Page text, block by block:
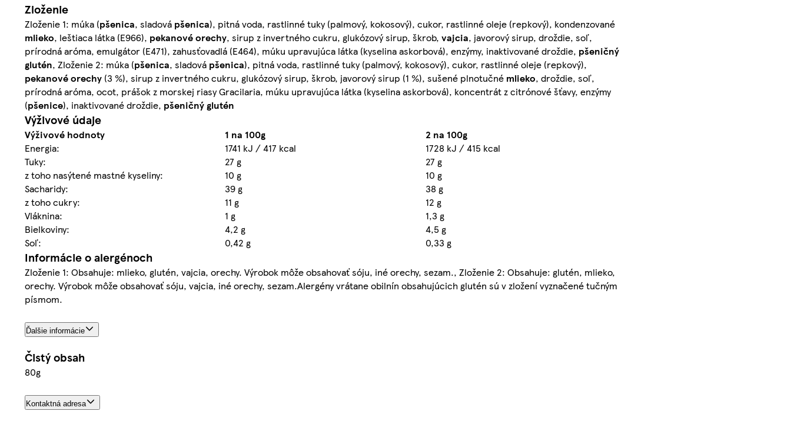
Zloženie
Zloženie 1: múka (pšenica, sladová pšenica), pitná voda, rastlinné tuky (palmový, kokosový), cukor, rastlinné oleje (repkový), kondenzované
mlieko, leštiaca látka (E966), pekanové orechy, sirup z invertného cukru, glukózový sirup, škrob, vajcia, javorový sirup, droždie, soľ,
prírodná aróma, emulgátor (E471), zahusťovadlá (E464), múku upravujúca látka (kyselina askorbová), enzýmy, inaktivované droždie, pšeničný
glutén, Zloženie 2: múka (pšenica, sladová pšenica), pitná voda, rastlinné tuky (palmový, kokosový), cukor, rastlinné oleje (repkový),
pekanové orechy (3 %), sirup z invertného cukru, glukózový sirup, škrob, javorový sirup (1 %), sušené plnotučné mlieko, droždie, soľ,
prírodná aróma, ocot, prášok z morskej riasy Gracilaria, múku upravujúca látka (kyselina askorbová), koncentrát z citrónové šťavy, enzýmy
(pšenice), inaktivované droždie, pšeničnýglutén
Výživové údaje
Výživové hodnoty 1 na 100g
2 na 100g
Energia:
1741 kJ / 417 kcal
1728 kJ / 415 kcal
Tuky:
27 g
27 g
z toho nasýtené mastné kyseliny:
10 g
10 g
Sacharidy:
39 g
38 g
z toho cukry:
11 g
12 g
Vláknina:
1 g
1,3 g
Bielkoviny:
4,2 g
4,5 g
Soľ:
0,42 g 0,33 g
Informácie o alergénoch
Zloženie 1: Obsahuje: mlieko, glutén, vajcia, orechy. Výrobok môže obsahovať sóju, iné orechy, sezam., Zloženie 2: Obsahuje: glutén, mlieko,
orechy. Výrobok môže obsahovať sóju, vajcia, iné orechy, sezam.Alergény vrátane obilnín obsahujúcich glutén sú v zložení vyznačené tučným
písmom.
Ďalšie informácie
Čistý obsah
80g
Kontaktná adresa